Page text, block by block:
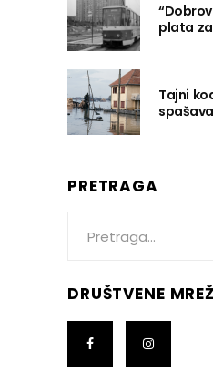
plata
Tajni
PRETRAGA
DRUŠTVENE